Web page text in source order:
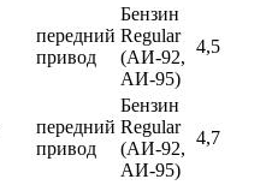
передний
привод
Бензин
Regular
(АИ-92,
АИ-95)
4,5
передний
привод
Бензин
Regular
(АИ-92,
АИ-95)
4,7